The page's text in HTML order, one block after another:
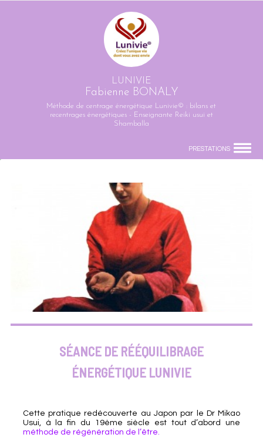
LUNIVIE
Fabienne BONALY
Méthode de centrage énergétique Lunivie© : bilans et
recentrages énergétiques - Enseignante Reiki usui et
Shamballa
PRESTATIONS
SÉANCE DE RÉÉQUILIBRAGE
ÉNERGÉTIQUE LUNIVIE
Cette pratique redécouverte au Japon par le Dr Mikao
Usui, à la fin du 19ème siècle est tout d’abord une
méthode de régénération de l’être.